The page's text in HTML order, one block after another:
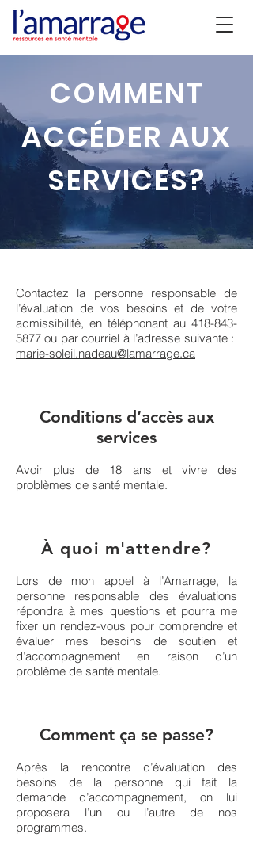
COMMENT
ACCÉDER AUX
SERVICES?
Contactez la personne responsable de
l’évaluation de vos besoins et de votre
admissibilité, en téléphonant au 418-843-
5877 ou par courriel à l’adresse suivante :
marie-soleil.nadeau@lamarrage.ca
Conditions d’accès aux
services
Avoir plus de 18 ans et vivre des
problèmes de santé mentale.
À quoi m'attendre?
Lors de mon appel à l’Amarrage, la
personne responsable des évaluations
répondra à mes questions et pourra me
fixer un rendez-vous pour comprendre et
évaluer mes besoins de soutien et
d’accompagnement en raison d’un
problème de santé mentale.
Comment ça se passe?
Après la rencontre d’évaluation des
besoins de la personne qui fait la
demande d’accompagnement, on lui
proposera l’un ou l’autre de nos
programmes.